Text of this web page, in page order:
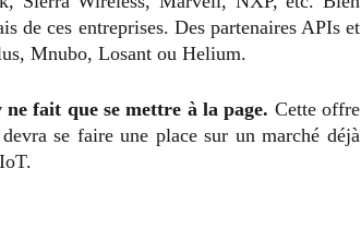
de ces entreprises. Des partenaires APIs et
Mnubo, Losant ou Helium.
fait que se mettre à la page. Cette offre
se faire une place sur un marché déjà